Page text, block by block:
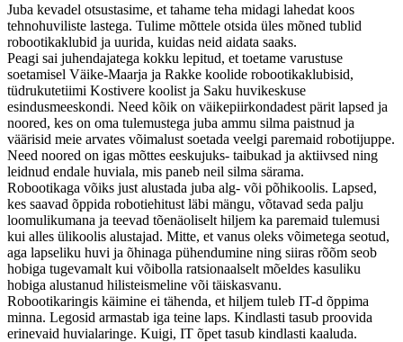
Juba kevadel otsustasime, et tahame teha midagi lahedat koos
tehnohuviliste lastega. Tulime mõttele otsida üles mõned tublid
robootikaklubid ja uurida, kuidas neid aidata saaks.
Peagi sai juhendajatega kokku lepitud, et toetame varustuse
soetamisel Väike-Maarja ja Rakke koolide robootikaklubisid,
tüdrukutetiimi Kostivere koolist ja Saku huvikeskuse
esindusmeeskondi. Need kõik on väikepiirkondadest pärit lapsed ja
noored, kes on oma tulemustega juba ammu silma paistnud ja
väärisid meie arvates võimalust soetada veelgi paremaid robotijuppe.
Need noored on igas mõttes eeskujuks- taibukad ja aktiivsed ning
leidnud endale huviala, mis paneb neil silma särama.
Robootikaga võiks just alustada juba alg- või põhikoolis. Lapsed,
kes saavad õppida robotiehitust läbi mängu, võtavad seda palju
loomulikumana ja teevad tõenäoliselt hiljem ka paremaid tulemusi
kui alles ülikoolis alustajad. Mitte, et vanus oleks võimetega seotud,
aga lapseliku huvi ja õhinaga pühendumine ning siiras rõõm seob
hobiga tugevamalt kui võibolla ratsionaalselt mõeldes kasuliku
hobiga alustanud hilisteismeline või täiskasvanu.
Robootikaringis käimine ei tähenda, et hiljem tuleb IT-d õppima
minna. Legosid armastab iga teine laps. Kindlasti tasub proovida
erinevaid huvialaringe. Kuigi, IT õpet tasub kindlasti kaaluda.